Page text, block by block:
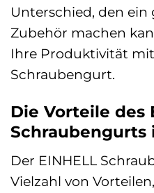
Unterschied, den
Zubehör machen
Ihre Produktivität
Schraubengurt.
Die Vorteile des
Schraubengurts
Der EINHELL
Vielzahl von